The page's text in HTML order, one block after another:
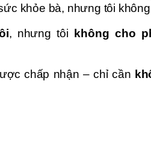
khỏe bà, nhưng tôi
, nhưng tôi
không cho
chấp nhận – chỉ cần